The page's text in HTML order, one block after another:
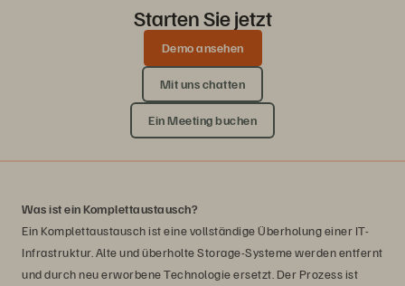
Starten Sie jetzt
Demo ansehen
Mit uns chatten
Ein Meeting buchen
Was ist ein Komplettaustausch?
Ein Komplettaustausch ist eine vollständige Überholung einer IT-
Infrastruktur. Alte und überholte Storage-Systeme werden entfernt
und durch neu erworbene Technologie ersetzt. Der Prozess ist